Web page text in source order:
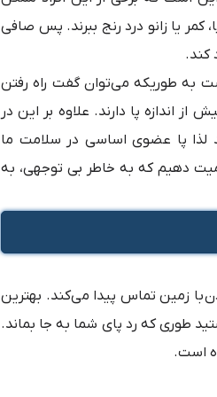
، کمر یا زانو دردرنج ببرند. پس صافی
کند.
به طوریکه می‌توان گفت راه رفتن
از اندازه پا دارند. علاوه بر این در
لذا پا عضوی اساسی در سلامت ما
دهیم که به خاطر بی توجهی، به
با زمین تماس پیدا می‌کند. بهترین
طوری که رد پای شما به جا بماند.
است.